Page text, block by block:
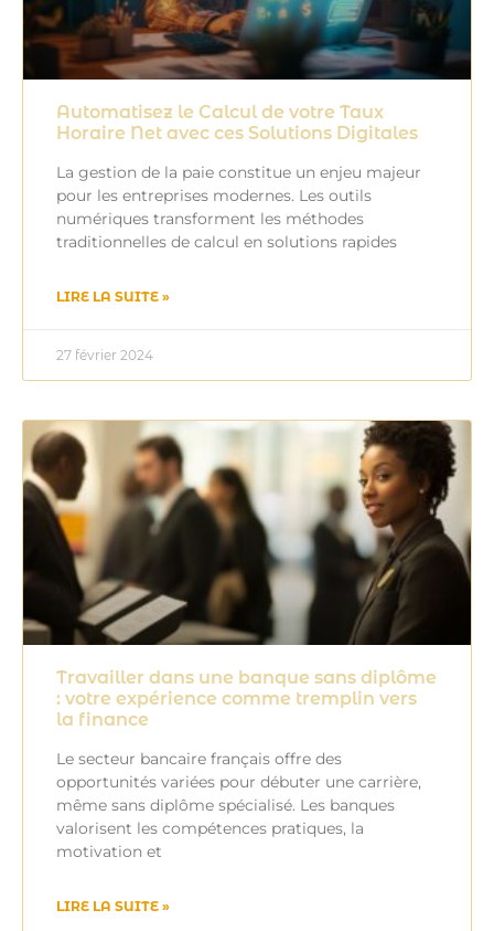
Automatisez le Calcul de votre Taux
Horaire Net avec ces Solutions Digitales
La gestion de la paie constitue un enjeu majeur
pour les entreprises modernes. Les outils
numériques transforment les méthodes
traditionnelles de calcul en solutions rapides
LIRE LA SUITE »
27 février 2024
Travailler dans une banque sans diplôme
: votre expérience comme tremplin vers
la finance
Le secteur bancaire français offre des
opportunités variées pour débuter une carrière,
même sans diplôme spécialisé. Les banques
valorisent les compétences pratiques, la
motivation et
LIRE LA SUITE »